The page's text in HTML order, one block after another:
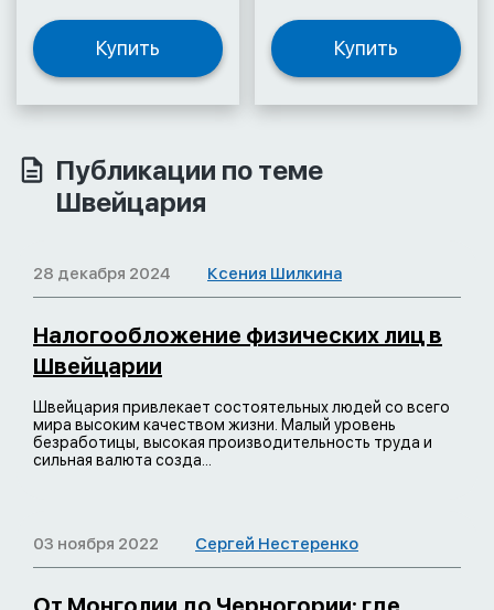
Купить Купить
Публикации по теме
Швейцария
28 декабря 2024 Ксения Шилкина
Налогообложение физических лиц в
Швейцарии
Швейцария привлекает состоятельных людей со всего
мира высоким качеством жизни. Малый уровень
безработицы, высокая производительность труда и
сильная валюта созда...
03 ноября 2022 Сергей Нестеренко